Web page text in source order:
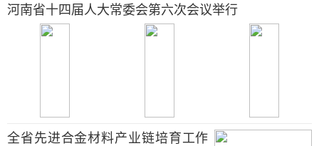
河南省十四届人大常委会第六次会议举行
全省先进合金材料产业链培育工作